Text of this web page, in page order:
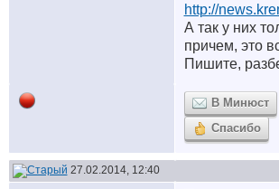
http://
А так у них
причем, это
Пишите,
В Минюст
Спасибо
27.02.2014, 12:40